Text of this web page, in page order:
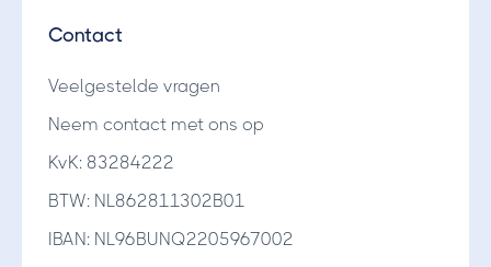
Contact
Veelgestelde vragen
Neem contact met ons op
KvK: 83284222
BTW: NL862811302B01
IBAN: NL96BUNQ2205967002